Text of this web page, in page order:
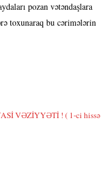
pozan vətəndaşlara
toxunaraq bu cərimələrin
VƏZİYYƏTİ ! ( 1-ci hissə